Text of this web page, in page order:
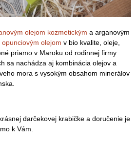
olejom kozmetickým a arganovým
opunciovým olejom v bio kvalite, oleje,
priamo v Maroku od rodinnej firmy
sa nachádza aj kombinácia olejov a
mora s vysokým obsahom minerálov
darčekovej krabičke a doručenie je
k Vám.